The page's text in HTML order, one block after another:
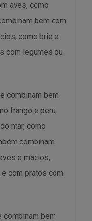
aves, como
bem com
como brie e
com legumes ou
combinam bem
frango e peru,
mar, como
combinam
e macios,
com pratos com
combinam bem